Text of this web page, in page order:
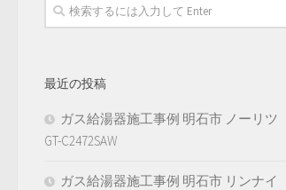
最近の投稿
ガス給湯器施工事例 明石市 ノーリツ
GT-C2472SAW
ガス給湯器施工事例 明石市 リンナイ